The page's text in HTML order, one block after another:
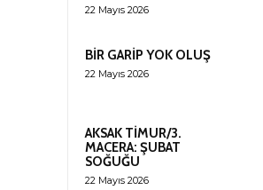
22 Mayıs 2026
BİR GARİP YOK OLUŞ
22 Mayıs 2026
AKSAK TİMUR/3.
MACERA: ŞUBAT
SOĞUĞU
22 Mayıs 2026